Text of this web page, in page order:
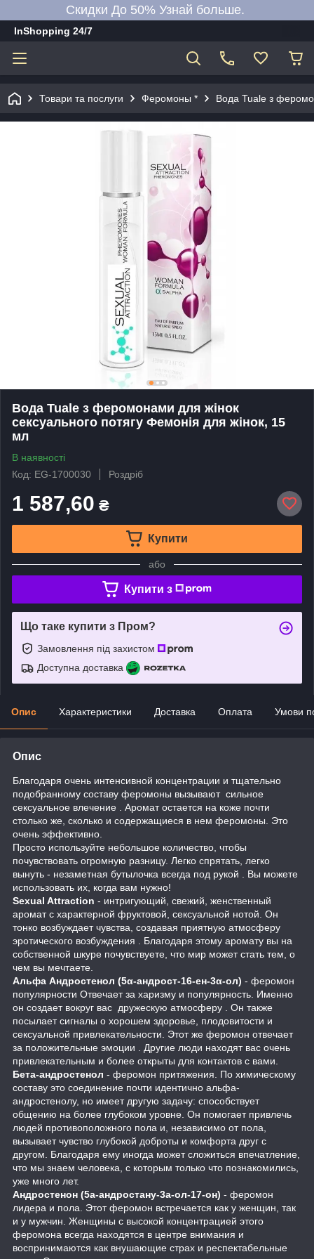
Скидки До 50% Узнай больше.
InShopping 24/7
Товари та послуги Феромоны * Вода Tuale з
Вода Tuale з феромонами для жінок
сексуального потягу Фемонія для жінок, 15
мл
В наявності
Код: EG-1700030
Роздріб
1 587,60 ₴
Купити
або
Купити з
Що таке купити з Пром?
Замовлення під захистом
Доступна доставка
Опис Характеристики Доставка Оплата Умови
Опис
Благодаря очень интенсивной концентрации и тщательно
подобранному составу феромоны вызывают сильное
сексуальное влечение . Аромат остается на коже почти
столько же, сколько и содержащиеся в нем феромоны. Это
очень эффективно.
Просто используйте небольшое количество, чтобы
почувствовать огромную разницу. Легко спрятать, легко
вынуть - незаметная бутылочка всегда под рукой . Вы можете
использовать их, когда вам нужно!
Sexual Attraction - интригующий, свежий, женственный
аромат с характерной фруктовой, сексуальной нотой. Он
тонко возбуждает чувства, создавая приятную атмосферу
эротического возбуждения . Благодаря этому аромату вы на
собственной шкуре почувствуете, что мир может стать тем, о
чем вы мечтаете.
Альфа Андростенол (5α-андрост-16-ен-3α-ол) - феромон
популярности Отвечает за харизму и популярность. Именно
он создает вокруг вас дружескую атмосферу . Он также
посылает сигналы о хорошем здоровье, плодовитости и
сексуальной привлекательности. Этот же феромон отвечает
за положительные эмоции . Другие люди находят вас очень
привлекательным и более открыты для контактов с вами.
Бета-андростенол - феромон притяжения. По химическому
составу это соединение почти идентично альфа-
андростенолу, но имеет другую задачу: способствует
общению на более глубоком уровне. Он помогает привлечь
людей противоположного пола и, независимо от пола,
вызывает чувство глубокой доброты и комфорта друг с
другом. Благодаря ему иногда может сложиться впечатление,
что мы знаем человека, с которым только что познакомились,
уже много лет.
Андростенон (5а-андростану-3а-ол-17-он) - феромон
лидера и пола. Этот феромон встречается как у женщин, так
и у мужчин. Женщины с высокой концентрацией этого
феромона всегда находятся в центре внимания и
воспринимаются как внушающие страх и респектабельные